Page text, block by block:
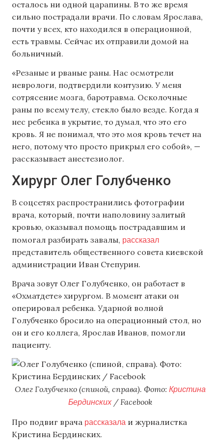
осталось ни одной царапины. В то же время
сильно пострадали врачи. По словам Ярослава,
почти у всех, кто находился в операционной,
есть травмы. Сейчас их отправили домой на
больничный.
«Резаные и рваные раны. Нас осмотрели
неврологи, подтвердили контузию. У меня
сотрясение мозга, баротравма. Осколочные
раны по всему телу, стекло было везде. Когда я
нес ребенка в укрытие, то думал, что это его
кровь. Я не понимал, что это моя кровь течет на
него, потому что просто прикрыл его собой», —
рассказывает анестезиолог.
Хирург Олег Голубченко
В соцсетях распространились фотографии
врача, который, почти наполовину залитый
кровью, оказывал помощь пострадавшим и
помогал разбирать завалы, рассказал
представитель общественного совета киевской
администрации Иван Степурин.
Врача зовут Олег Голубченко, он работает в
«Охматдете» хирургом. В момент атаки он
оперировал ребенка. Ударной волной
Голубченко бросило на операционный стол, но
он и его коллега, Ярослав Иванов, помогли
пациенту.
Олег Голубченко (спиной, справа). Фото: Кристина
Бердинских/ Facebook
Про подвиг врача рассказала и журналистка
Кристина Бердинских.